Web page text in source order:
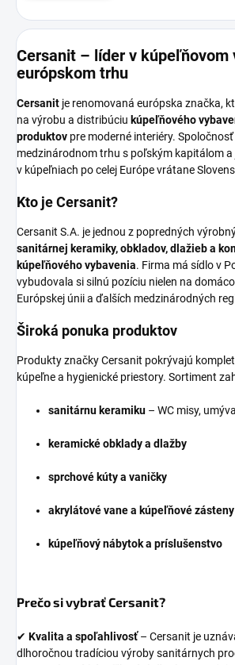
Cersanit – líder v kúpeľňovom
európskom trhu
Cersanit je renomovaná európska značka,
na výrobu a distribúciu kúpeľňového
produktov pre moderné interiéry.
medzinárodnom trhu s poľským kapitálom
v kúpeľniach po celej Európe vrátane
Kto je Cersanit?
Cersanit S.A. je jednou z popredných
sanitárnej keramiky, obkladov, dlažieb a
kúpeľňového vybavenia. Firma má sídlo v
vybudovala si silnú pozíciu nielen na
Európskej únii a ďalších medzinárodných
Široká ponuka produktov
Produkty značky Cersanit pokrývajú
kúpeľne a hygienické priestory. Sortiment
sanitárnu keramiku – WC misy,
keramické obklady a dlažby
sprchové kúty a vaničky
akrylátové vane a kúpeľňové zásteny
kúpeľňový nábytok a príslušenstvo
Prečo si vybrať Cersanit?
✔ Kvalita a spoľahlivosť– Cersanit je
dlhoročnou tradíciou výroby sanitárnych